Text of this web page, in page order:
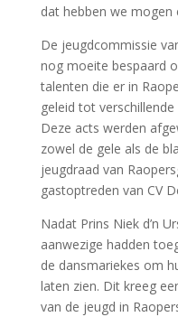
dat hebben we mogen
De jeugdcommissie
nog moeite bespaard
talenten die er in
geleid tot
Deze acts werden
zowel de gele als de
jeugdraad van
gastoptreden van CV
Nadat Prins Niek d’n
aanwezige hadden
de dansmariekes om
laten zien. Dit kreeg
van de jeugd in